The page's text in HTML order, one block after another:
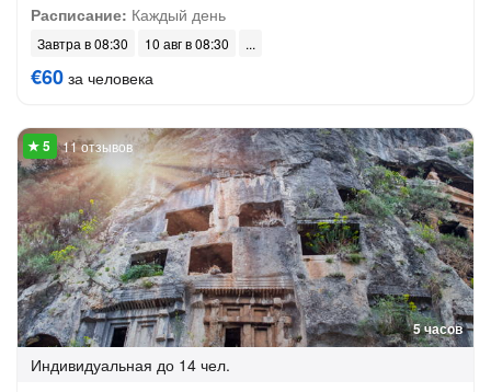
Расписание: Каждый день
Завтра в 08:30 10 авг в 08:30
€60 за человека
5 часов
11 отзывов
Индивидуальная до 14 чел.